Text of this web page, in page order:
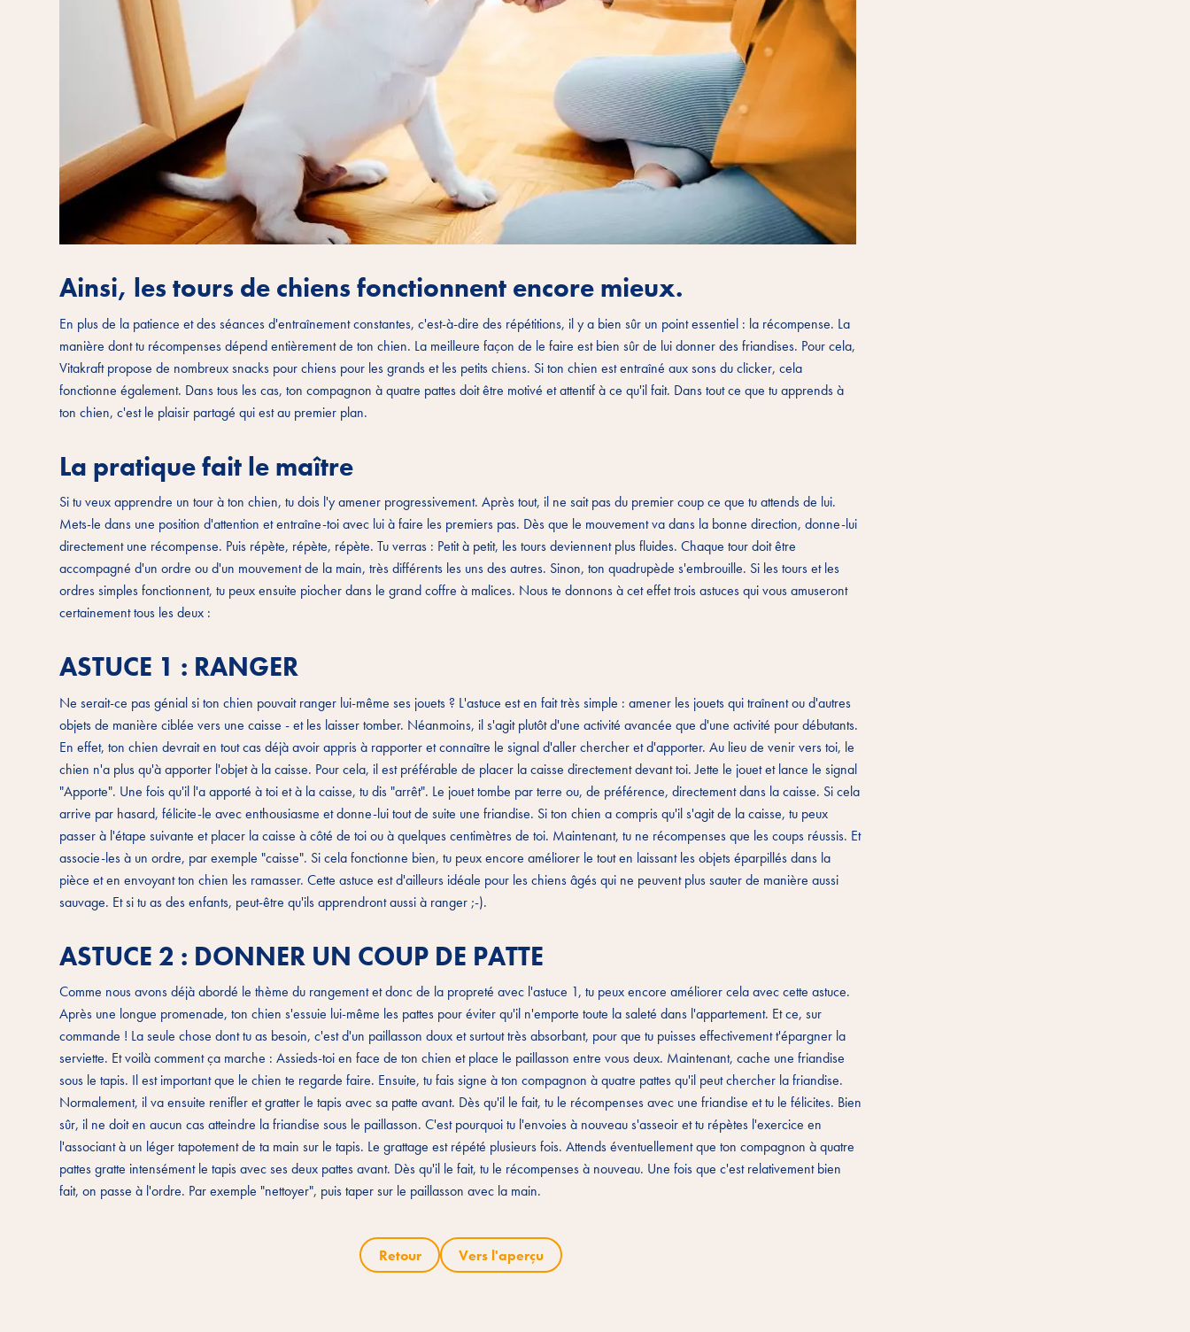
Ainsi, les tours de chiens fonctionnent encore mieux.
En plus de la patience et des séances d'entraînement constantes, c'est-à-dire des répétitions, il y a bien sûr un point essentiel : la récompense. La
manière dont tu récompenses dépend entièrement de ton chien. La meilleure façon de le faire est bien sûr de lui donner des friandises. Pour cela,
Vitakraft propose de nombreux snacks pour chiens pour les grands et les petits chiens. Si ton chien est entraîné aux sons du clicker, cela
fonctionne également. Dans tous les cas, ton compagnon à quatre pattes doit être motivé et attentif à ce qu'il fait. Dans tout ce que tu apprends à
ton chien, c'est le plaisir partagé qui est au premier plan.
La pratique fait le maître
Si tu veux apprendre un tour à ton chien, tu dois l'y amener progressivement. Après tout, il ne sait pas du premier coup ce que tu attends de lui.
Mets-le dans une position d'attention et entraîne-toi avec lui à faire les premiers pas. Dès que le mouvement va dans la bonne direction, donne-lui
directement une récompense. Puis répète, répète, répète. Tu verras : Petit à petit, les tours deviennent plus fluides. Chaque tour doit être
accompagné d'un ordre ou d'un mouvement de la main, très différents les uns des autres. Sinon, ton quadrupède s'embrouille. Si les tours et les
ordres simples fonctionnent, tu peux ensuite piocher dans le grand coffre à malices. Nous te donnons à cet effet trois astuces qui vous amuseront
certainement tous les deux :
ASTUCE 1 : RANGER
Ne serait-ce pas génial si ton chien pouvait ranger lui-même ses jouets ? L'astuce est en fait très simple : amener les jouets qui traînent ou d'autres
objets de manière ciblée vers une caisse - et les laisser tomber. Néanmoins, il s'agit plutôt d'une activité avancée que d'une activité pour débutants.
En effet, ton chien devrait en tout cas déjà avoir appris à rapporter et connaître le signal d'aller chercher et d'apporter. Au lieu de venir vers toi, le
chien n'a plus qu'à apporter l'objet à la caisse. Pour cela, il est préférable de placer la caisse directement devant toi. Jette le jouet et lance le signal
"Apporte". Une fois qu'il l'a apporté à toi et à la caisse, tu dis "arrêt". Le jouet tombe par terre ou, de préférence, directement dans la caisse. Si cela
arrive par hasard, félicite-le avec enthousiasme et donne-lui tout de suite une friandise. Si ton chien a compris qu'il s'agit de la caisse, tu peux
passer à l'étape suivante et placer la caisse à côté de toi ou à quelques centimètres de toi. Maintenant, tu ne récompenses que les coups réussis. Et
associe-les à un ordre, par exemple "caisse". Si cela fonctionne bien, tu peux encore améliorer le tout en laissant les objets éparpillés dans la
pièce et en envoyant ton chien les ramasser. Cette astuce est d'ailleurs idéale pour les chiens âgés qui ne peuvent plus sauter de manière aussi
sauvage. Et si tu as des enfants, peut-être qu'ils apprendront aussi à ranger ;-).
ASTUCE 2 : DONNER UN COUP DE PATTE
Comme nous avons déjà abordé le thème du rangement et donc de la propreté avec l'astuce 1, tu peux encore améliorer cela avec cette astuce.
Après une longue promenade, ton chien s'essuie lui-même les pattes pour éviter qu'il n'emporte toute la saleté dans l'appartement. Et ce, sur
commande ! La seule chose dont tu as besoin, c'est d'un paillasson doux et surtout très absorbant, pour que tu puisses effectivement t'épargner la
serviette. Et voilà comment ça marche : Assieds-toi en face de ton chien et place le paillasson entre vous deux. Maintenant, cache une friandise
sous le tapis. Il est important que le chien te regarde faire. Ensuite, tu fais signe à ton compagnon à quatre pattes qu'il peut chercher la friandise.
Normalement, il va ensuite renifler et gratter le tapis avec sa patte avant. Dès qu'il le fait, tu le récompenses avec une friandise et tu le félicites. Bien
sûr, il ne doit en aucun cas atteindre la friandise sous le paillasson. C'est pourquoi tu l'envoies à nouveau s'asseoir et tu répètes l'exercice en
l'associant à un léger tapotement de ta main sur le tapis. Le grattage est répété plusieurs fois. Attends éventuellement que ton compagnon à quatre
pattes gratte intensément le tapis avec ses deux pattes avant. Dès qu'il le fait, tu le récompenses à nouveau. Une fois que c'est relativement bien
fait, on passe à l'ordre. Par exemple "nettoyer", puis taper sur le paillasson avec la main.
Retour Vers l'aperçu